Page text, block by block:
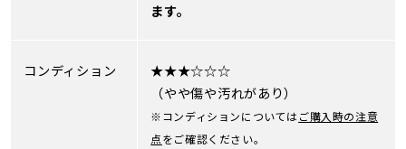
ます。
コンディション
★★★☆☆☆
（やや傷や汚れがあり）
※コンディションについてはご購入時の注意
点をご確認ください。